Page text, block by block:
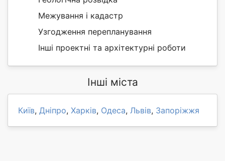
Межування і кадастр
Узгодження перепланування
Інші проектні та архітектурні роботи
Інші міста
Київ, Дніпро, Харків, Одеса, Львів, Запоріжжя